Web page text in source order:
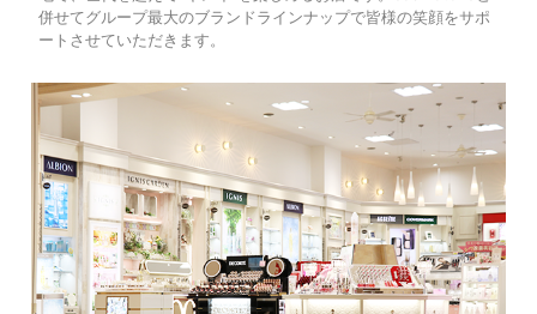
併せてグループ最大のブランドラインナップで皆様の笑顔をサポ
ートさせていただきます。